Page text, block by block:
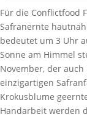
Für die Conflictfood
Safranernte
bedeutet um 3 Uhr
Sonne am Himmel
November, der
einzigartigen
Krokusblume
Handarbeit werden